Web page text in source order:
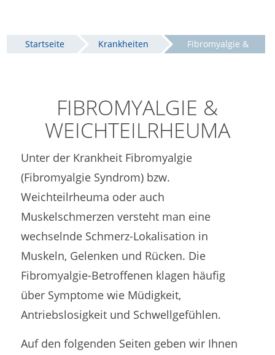
Startseite Krankheiten
Fibromyalgie &
FIBROMYALGIE &
WEICHTEILRHEUMA
Unter der Krankheit Fibromyalgie
(Fibromyalgie Syndrom) bzw.
Weichteilrheuma oder auch
Muskelschmerzen versteht man eine
wechselnde Schmerz-Lokalisation in
Muskeln, Gelenken und Rücken. Die
Fibromyalgie-Betroffenen klagen häufig
über Symptome wie Müdigkeit,
Antriebslosigkeit und Schwellgefühlen.
Auf den folgenden Seiten geben wir Ihnen